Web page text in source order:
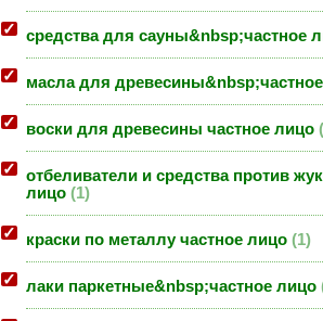
средства для сауны&nbsp;частное
масла для
воски для древесины частное лицо
отбеливатели и средства против
лицо
1
краски по металлу частное лицо 1
лаки паркетные&nbsp;частное лицо